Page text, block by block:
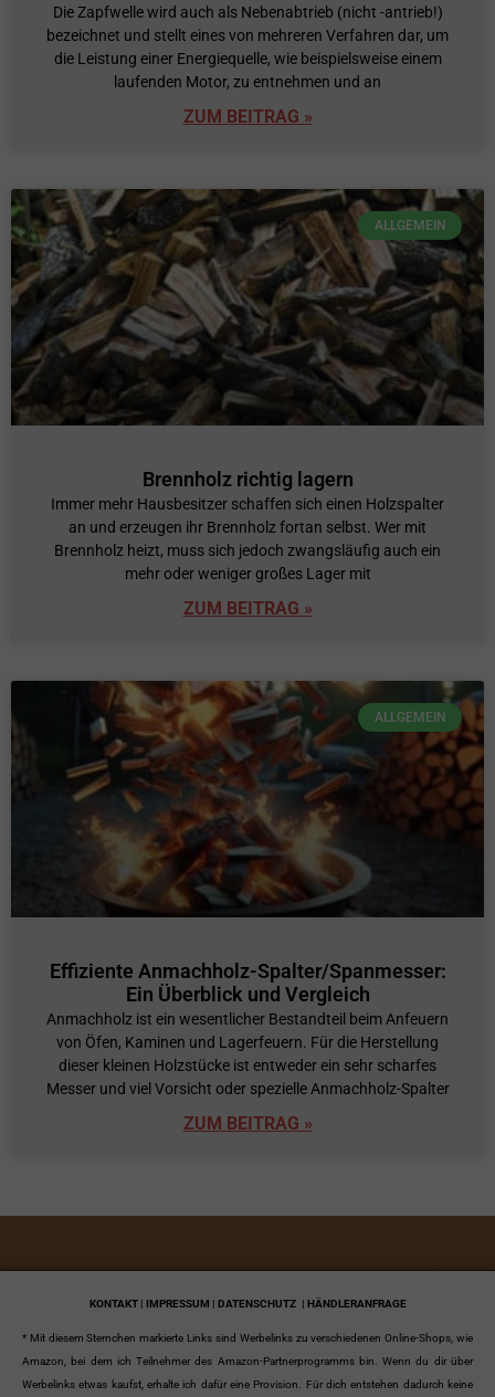
Die Zapfwelle wird auch als Nebenabtrieb (nicht -antrieb!)
bezeichnet und stellt eines von mehreren Verfahren dar, um
die Leistung einer Energiequelle, wie beispielsweise einem
laufenden Motor, zu entnehmen und an
ZUM BEITRAG »
ALLGEMEIN
Brennholz richtig lagern
Immer mehr Hausbesitzer schaffen sich einen Holzspalter
an und erzeugen ihr Brennholz fortan selbst. Wer mit
Brennholz heizt, muss sich jedoch zwangsläufig auch ein
mehr oder weniger großes Lager mit
ZUM BEITRAG »
ALLGEMEIN
Effiziente Anmachholz-Spalter/Spanmesser:
Ein Überblick und Vergleich
Anmachholz ist ein wesentlicher Bestandteil beim Anfeuern
von Öfen, Kaminen und Lagerfeuern. Für die Herstellung
dieser kleinen Holzstücke ist entweder ein sehr scharfes
Messer und viel Vorsicht oder spezielle Anmachholz-Spalter
ZUM BEITRAG »
KONTAKT | IMPRESSUM | DATENSCHUTZ | HÄNDLERANFRAGE
* Mit diesem Sternchen markierte Links sind Werbelinks zu verschiedenen Online-Shops, wie
Amazon, bei dem ich Teilnehmer des Amazon-Partnerprogramms bin. Wenn du dir über
Werbelinks etwas kaufst, erhalte ich dafür eine Provision. Für dich entstehen dadurch keine